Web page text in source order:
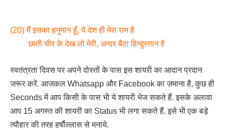
(20) मैं इसका हनुमान हूँ, ये देश ही मेरा राम है
छाती चीर के देख लो मेरी, अन्दर बैठा हिन्दुस्तान है
स्वतंत्रता दिवस पर अपने दोस्तों के पास इस शायरी का आदान प्रदान
जरूर करें. आजकल Whatsapp और Facebook का ज़माना है, कुछ ही
Seconds में आप किसी के पास भी ये शायरी भेज सकते हैं. इसके अलावा
आप 15 अगस्त की शायरी का Status भी लगा सकते हैं. इसे भी एक बड़े
त्यौहार की तरह हर्षौल्लास से मनाये.